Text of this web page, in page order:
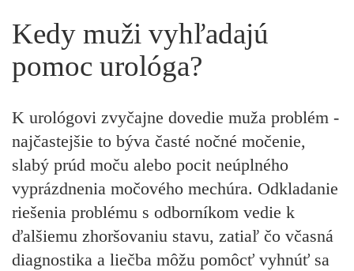
Kedy muži vyhľadajú
pomoc urológa?
K urológovi zvyčajne dovedie muža problém -
najčastejšie to býva časté nočné močenie,
slabý prúd moču alebo pocit neúplného
vyprázdnenia močového mechúra. Odkladanie
riešenia problému s odborníkom vedie k
ďalšiemu zhoršovaniu stavu, zatiaľ čo včasná
diagnostika a liečba môžu pomôcť vyhnúť sa